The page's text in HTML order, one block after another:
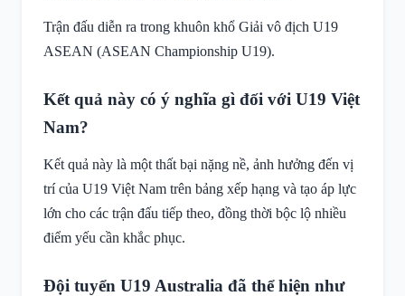
Trận đấu diễn ra trong khuôn khổ Giải vô địch U19
ASEAN (ASEAN Championship U19).
Kết quả này có ý nghĩa gì đối với U19 Việt
Nam?
Kết quả này là một thất bại nặng nề, ảnh hưởng đến vị
trí của U19 Việt Nam trên bảng xếp hạng và tạo áp lực
lớn cho các trận đấu tiếp theo, đồng thời bộc lộ nhiều
điểm yếu cần khắc phục.
Đội tuyển U19 Australia đã thể hiện như